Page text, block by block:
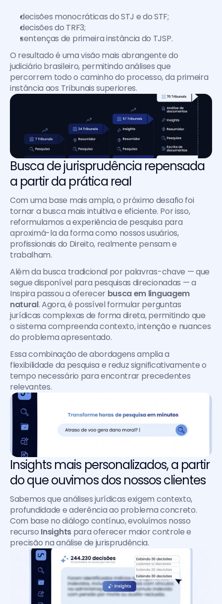
decisões monocráticas do STJ e do STF;
decisões do TRF3;
sentenças de primeira instância do TJSP.
O resultado é uma visão mais abrangente do
judiciário brasileiro, permitindo análises que
percorrem todo o caminho do processo, da primeira
instância aos Tribunais superiores.
Busca de jurisprudência repensada
a partir da prática real
Com uma base mais ampla, o próximo desafio foi
tornar a busca mais intuitiva e eficiente. Por isso,
reformulamos a experiência de pesquisa para
aproximá-la da forma como nossos usuários,
profissionais do Direito, realmente pensam e
trabalham.
Além da busca tradicional por palavras-chave — que
segue disponível para pesquisas direcionadas — a
Inspira passou a oferecer busca em linguagem
natural. Agora, é possível formular perguntas
jurídicas complexas de forma direta, permitindo que
o sistema compreenda contexto, intenção e nuances
do problema apresentado.
Essa combinação de abordagens amplia a
flexibilidade da pesquisa e reduz significativamente o
tempo necessário para encontrar precedentes
relevantes.
Insights mais personalizados, a partir
do que ouvimos dos nossos clientes
Sabemos que análises jurídicas exigem contexto,
profundidade e aderência ao problema concreto.
Com base no diálogo contínuo, evoluímos nosso
recurso Insights para oferecer maior controle e
precisão na análise de jurisprudência.